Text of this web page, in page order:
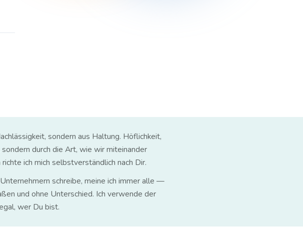
sondern aus Haltung. Höflichkeit,
durch die Art, wie wir miteinander
ich mich selbstverständlich nach Dir.
schreibe, meine ich immer alle —
und ohne Unterschied. Ich verwende der
wer Du bist.